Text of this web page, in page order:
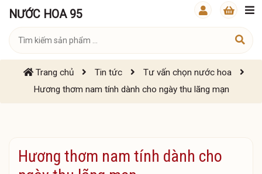
NƯỚC HOA 95
Trang chủ Tin tức
Tư vấn chọn nước hoa
Hương thơm nam tính dành cho ngày thu lãng mạn
Hương thơm nam tính dành cho